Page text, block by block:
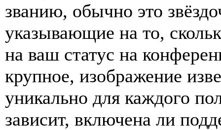
званию, обычно это
указывающие на то,
на ваш статус на
крупное, изображение
уникально для каждого
зависит, включена ли